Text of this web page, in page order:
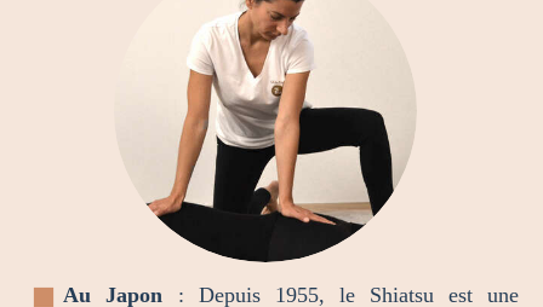
Au Japon : Depuis 1955, le Shiatsu est une